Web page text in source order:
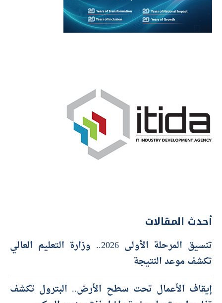
أحدث المقالات
تنسيق المرحلة الأولى 2026.. وزارة التعليم العالي
تكشف موعد النتيجة
إيقاف الأعمال تحت سطح الأرض.. البترول تكشف